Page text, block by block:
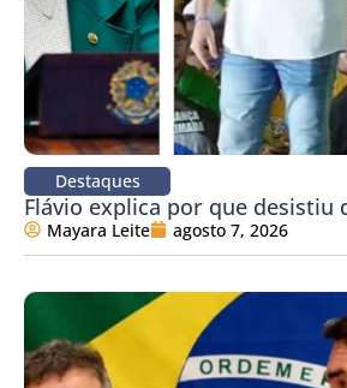
Destaques
Flávio explica por que desistiu
Mayara Leite agosto 7, 2026